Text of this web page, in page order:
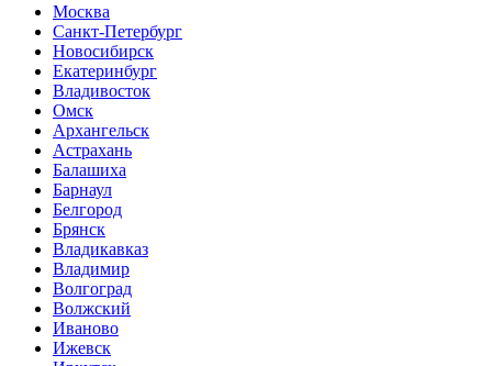
Москва
Санкт-Петербург
Новосибирск
Екатеринбург
Владивосток
Омск
Архангельск
Астрахань
Балашиха
Барнаул
Белгород
Брянск
Владикавказ
Владимир
Волгоград
Волжский
Иваново
Ижевск